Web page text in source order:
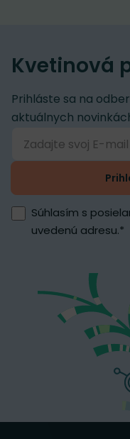
Kvetinová
Prihláste sa na
aktuálnych
Súhlasím s
uvedenú adresu.*